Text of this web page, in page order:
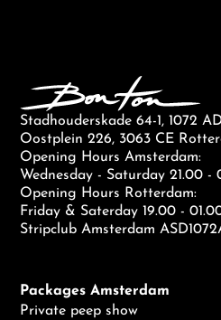
Stadhouderskade 64-1, 1072
Oostplein 226, 3063 CE
Opening Hours Amsterdam:
Wednesday - Saturday 21.00 -
Opening Hours Rotterdam:
Friday & Saterday 19.00 -
Stripclub Amsterdam
Packages Amsterdam
Private peep show